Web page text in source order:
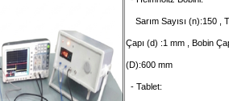
Sarım Sayısı (n):150 ,
Çapı (d) :1 mm , Bobin
(D):600 mm
- Tablet: